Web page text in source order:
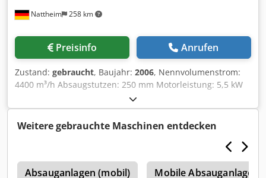
Nattheim 258 km
Preisinfo Anrufen
Zustand: gebraucht, Baujahr: 2006, Nennvolumenstrom:
4400 m³/h Absaugstutzen: 250 mm Motorleistung: 5,5 kW
Nenndrehzahl: 2880 U/min. mit Löscheinrichtung Gewicht:
730 kg Dkedjyw Tw Dspfx Apwjr Lagerort: Nattheim
Weitere gebrauchte Maschinen entdecken
Absauganlagen (mobil) Mobile Absauganlage